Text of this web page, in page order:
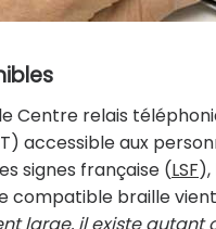
Centre relais
accessible aux
signes française (LSF
compatible braille